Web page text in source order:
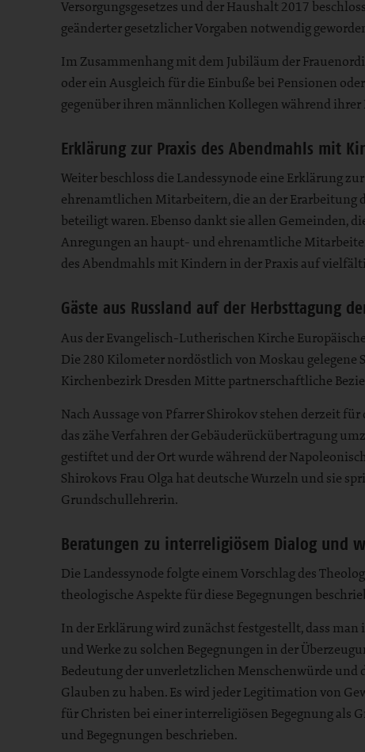
Versorgungsgesetzes und der Haushalt 2017
geänderter gesetzlicher Vorgaben notwendig
Im Zusammenhang mit dem Jubiläum der
oder ein Ausgleich für die Einbuße bei Pensionen
gegenüber ihren männlichen Kollegen während
Erklärung zur Praxis des Abendmahls mit
Weiter beschloss die Landessynode eine Erklärung
ehrenamtlichen Mitarbeitern, die an der Erarbeitung
beteiligt waren. Ebenso dankt sie allen Gemeinden,
Anregungen an haupt- und ehrenamtliche
des Abendmahls mit Kindern in der Praxis auf
Gäste aus Russland auf der Herbsttagung
Aus der Evangelisch-Lutherischen Kirche
Die 280 Kilometer nordöstlich von Moskau gelegene
Kirchenbezirk Dresden Mitte partnerschaftliche
Nach Aussage von Pfarrer Shirokov stehen derzeit
das zähe Verfahren der Gebäuderückübertragung
gestiftet und der Ort wurde während der
Shirokovs Frau Olga hat deutsche Wurzeln und sie
Grundschullehrerin.
Beratungen zu interreligiösem Dialog und
Die Landessynode folgte einem Vorschlag des
theologische Aspekte für diese Begegnungen
In der Erklärung wird zunächst festgestellt, dass man
und Werke zu solchen Begegnungen in der
Bedeutung der unverletzlichen Menschenwürde
Glauben zu haben. Es wird jeder Legitimation von
für Christen bei einer interreligiösen Begegnung als
und Begegnungen beschrieben.